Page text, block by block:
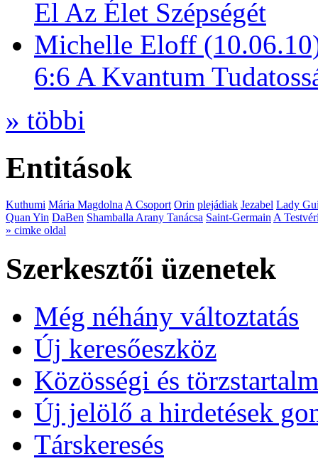
El Az Élet Szépségét
Michelle Eloff
6:6 A Kvantum
» többi
Entitások
Kuthumi Mária MagdolnaA Csoport Orin plejádiak Jezabel Lady
Quan Yin DaBen Shamballa Arany Tanácsa Saint-GermainA
» cimke oldal
Szerkesztői üzenetek
Még néhány változtatás
Új keresőeszköz
Közösségi és
Új jelölő a hirdetések
Társkeresés